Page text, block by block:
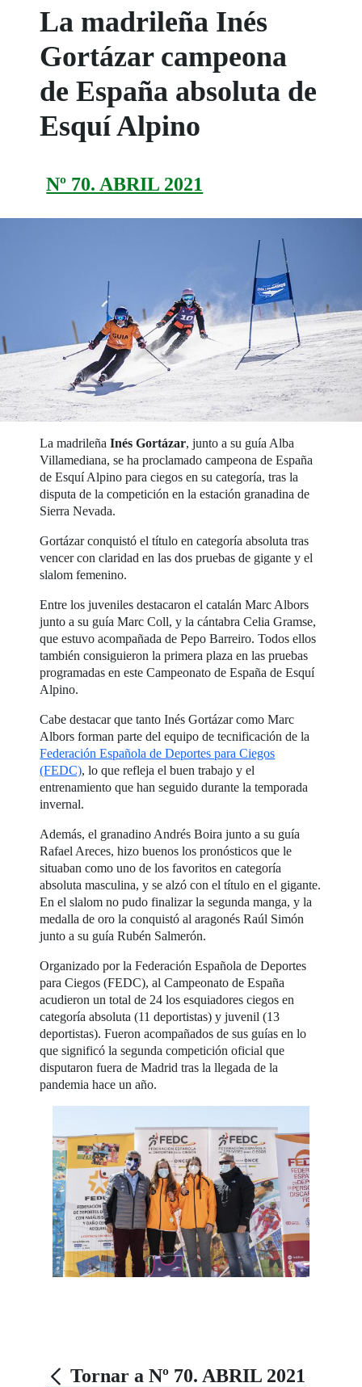
La madrileña Inés
Gortázar campeona
de España absoluta de
Esquí Alpino
Nº 70. ABRIL 2021
La madrileñaInés Gortázar, junto a su guía Alba
Villamediana, se ha proclamado campeona de España
de Esquí Alpino para ciegos en su categoría, tras la
disputa de la competición en la estación granadina de
Sierra Nevada.
Gortázar conquistó el título en categoría absoluta tras
vencer con claridad en las dos pruebas de gigante y el
slalom femenino.
Entre los juveniles destacaron el catalán Marc Albors
junto a su guía Marc Coll, y la cántabra Celia Gramse,
que estuvo acompañada de Pepo Barreiro. Todos ellos
también consiguieron la primera plaza en las pruebas
programadas en este Campeonato de España de Esquí
Alpino.
Cabe destacar que tanto Inés Gortázar como Marc
Albors forman parte del equipo de tecnificación de la
Federación Española de Deportes para Ciegos
(FEDC), lo que refleja el buen trabajo y el
entrenamiento que han seguido durante la temporada
invernal.
Además, el granadino Andrés Boira junto a su guía
Rafael Areces, hizo buenos los pronósticos que le
situaban como uno de los favoritos en categoría
absoluta masculina, y se alzó con el título en el gigante.
En el slalom no pudo finalizar la segunda manga, y la
medalla de oro la conquistó al aragonés Raúl Simón
junto a su guía Rubén Salmerón.
Organizado por la Federación Española de Deportes
para Ciegos (FEDC), al Campeonato de España
acudieron un total de 24 los esquiadores ciegos en
categoría absoluta (11 deportistas) y juvenil (13
deportistas). Fueron acompañados de sus guías en lo
que significó la segunda competición oficial que
disputaron fuera de Madrid tras la llegada de la
pandemia hace un año.
Tornar a Nº 70. ABRIL 2021